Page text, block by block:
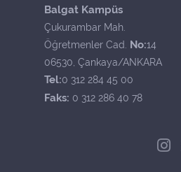
Balgat Kampüs
Çukurambar Mah.
Öğretmenler Cad. No:14
06530, Çankaya/ANKARA
Tel:0 312 284 45 00
Faks: 0 312 286 40 78